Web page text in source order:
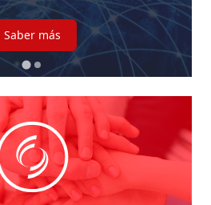
Saber más